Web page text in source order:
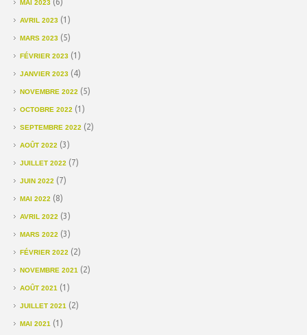
MAI 2023
AVRIL 2023 (1)
MARS 2023 (5)
FÉVRIER 2023 (1)
JANVIER 2023 (4)
NOVEMBRE 2022 (5)
OCTOBRE 2022 (1)
SEPTEMBRE 2022 (2)
AOÛT 2022 (3)
JUILLET 2022 (7)
JUIN 2022 (7)
MAI 2022 (8)
AVRIL 2022 (3)
MARS 2022 (3)
FÉVRIER 2022 (2)
NOVEMBRE 2021 (2)
AOÛT 2021 (1)
JUILLET 2021 (2)
MAI 2021 (1)